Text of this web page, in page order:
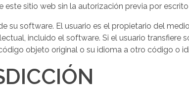
sitio web sin la autorización previa por
su software. El usuario es el propietario del
incluido el software. Si el usuario transfiere
objeto original o su idioma a otro código o